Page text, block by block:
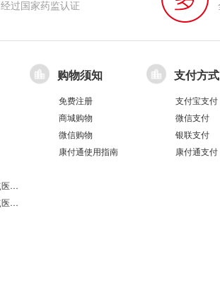
经过国家药监认证
贵州省医保定点医疗机构医保服务情况表（第551分店）
贵州省医保定点医疗机构医保服务情况表（第100分店）
购物须知
免费注册
商城购物
微信购物
康付通使用指南
支付方式
支付宝支付
微信支付
银联支付
康付通支付